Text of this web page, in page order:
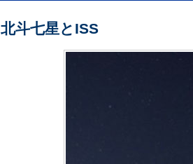
北斗七星とISS